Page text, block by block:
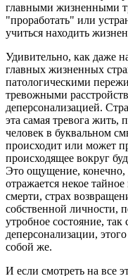
главными жизненными
"проработать" или
учиться находить
Удивительно, как даже
главных жизненных
патологическими
тревожными
деперсонализацией.
эта самая тревога жить,
человек в буквальном
происходит или может
происходящее вокруг
Это ощущение, конечно,
отражается некое
смерти, страх
собственной личности,
утробное состояние,
деперсонализации,
собой же.
И если смотреть на все